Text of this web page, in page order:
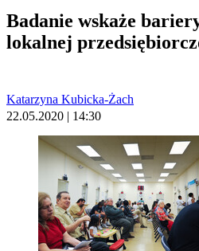
Badanie wskaże
lokalnej
Katarzyna Kubicka-Żach
22.05.2020 | 14:30